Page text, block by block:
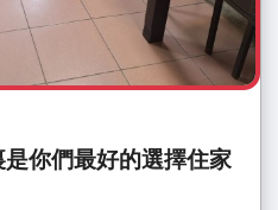
你們最好的選擇住家